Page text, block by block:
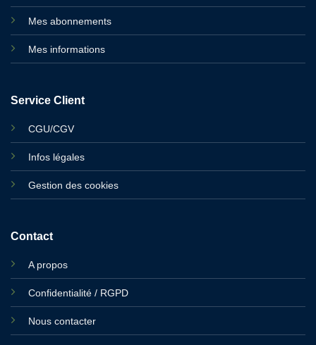
Mes abonnements
Mes informations
Service Client
CGU/CGV
Infos légales
Gestion des cookies
Contact
A propos
Confidentialité / RGPD
Nous contacter